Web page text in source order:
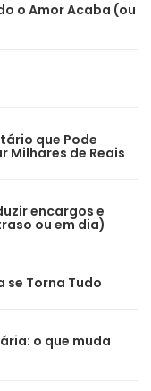
o Amor Acaba (ou
que Pode
Milhares de Reais
encargos e
ou em dia)
se Torna Tudo
o que muda